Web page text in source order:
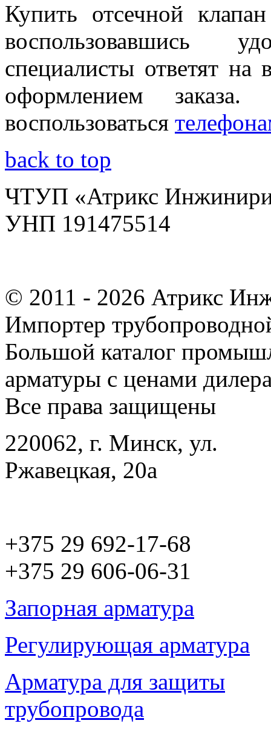
Купить отсечной
воспользовавшись
специалисты ответят
оформлением
воспользоваться
back to top
ЧТУП «Атрикс
УНП 191475514
© 2011 - 2026 Атрикс
Импортер
Большой каталог
арматуры с ценами
Все права защищены
220062, г. Минск, ул.
Ржавецкая, 20а
+375 29 692-17-68
+375 29 606-06-31
Запорная арматура
Регулирующая арматура
Арматура для защиты
трубопровода